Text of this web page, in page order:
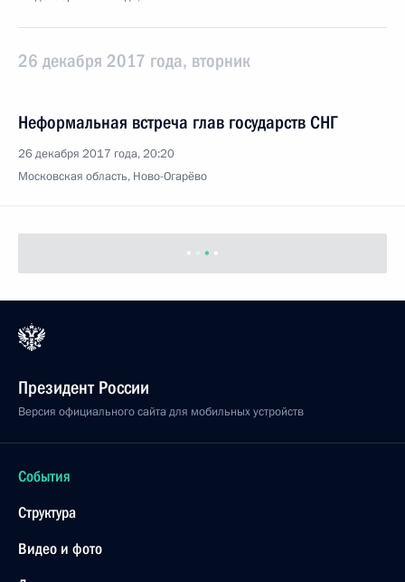
26 декабря 2017 года, вторник
26 декабря 2017 года, 20:20
Московская область, Ново-Огарёво
Москва
Владимир Путин встретился с детьми,
26 декабря 2017 года, 15:20
Москва, Кремль
25 декабря 2017 года, понедельник
Встреча с руководством палат Федерального
Собрания